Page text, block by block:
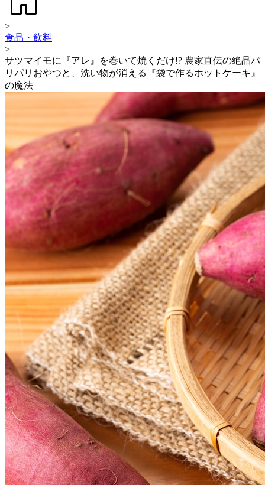
>
食品・飲料
>
サツマイモに『アレ』を巻いて焼くだけ!? 農家直伝の絶品パ
リパリおやつと、洗い物が消える『袋で作るホットケーキ』
の魔法